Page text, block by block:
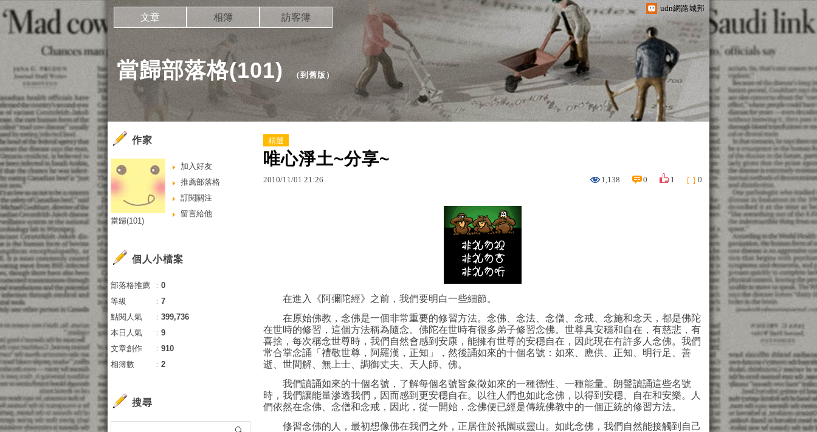
udn網路城邦
當歸部落格(101)（到舊版 ）
文章 相簿 訪客簿
精選
唯心淨土~分享~
2010/11/01 21:26 1,138 0 1 0
在進入《阿彌陀經》之前，我們要明白一些細節。
在原始佛教 ，念佛是一個非常重要的修習方法。念佛、念法、念僧、念戒、念施和念天，都是佛陀
在世時的修習，這個方法稱為隨念。佛陀在世時有很多弟子修習念佛。世尊具安穩和自在，有慈悲，有
喜捨，每次稱念世尊時，我們自然會感到安康，能擁有世尊的安穩自在，因此現在有許多人念佛。我們
常合掌念誦「禮敬世尊，阿羅漢，正知」，然後誦如來的十個名號：如來、應供、正知、明行足、善
逝、世間解、無上士、調御丈夫、天人師、佛。
我們讀誦如來的十個名號，了解每個名號皆象徵如來的一種德性、一種能量。朗聲讀誦這些名號
時，我們讓能量滲透我們，因而感到更安穩自在。以往人們也如此念佛，以得到安穩、自在和安樂。人
們依然在念佛、念僧和念戒，因此，從一開始，念佛便已經是傳統佛教中的一個正統的修習方法。
修習念佛的人，最初想像佛在我們之外，正居住於衹園或靈山。如此念佛，我們自然能接觸到自己
作家
加入好友
推薦部落格
訂閱關注
留言給他
當歸(101)
個人小檔案
部落格推薦 ： 0
等級
： 7
點閱人氣
： 399,736
本日人氣
： 9
文章創作
： 910
相簿數
： 2
搜尋